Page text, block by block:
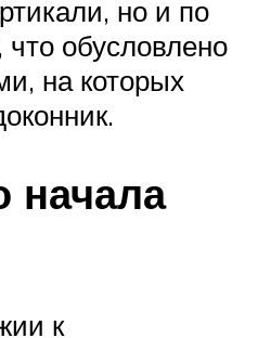
но и по
что обусловлено
на которых
начала
к